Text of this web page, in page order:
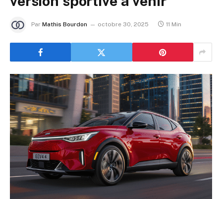
Par Mathis Bourdon octobre 30, 2025 11 Min